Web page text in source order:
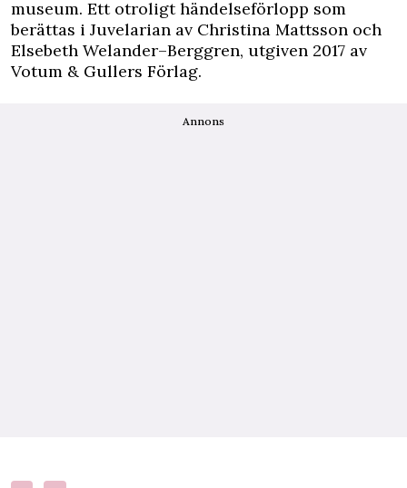
museum. Ett otroligt händelseförlopp som
berättas i Juvelarian av Christina Mattsson och
Elsebeth Welander–Berggren, utgiven 2017 av
Votum & Gullers Förlag.
Annons